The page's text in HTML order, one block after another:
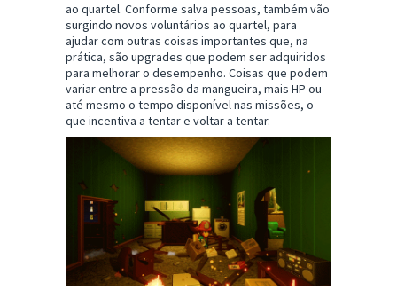
ao quartel. Conforme salva pessoas, também vão
surgindo novos voluntários ao quartel, para
ajudar com outras coisas importantes que, na
prática, são upgrades que podem ser adquiridos
para melhorar o desempenho. Coisas que podem
variar entre a pressão da mangueira, mais HP ou
até mesmo o tempo disponível nas missões, o
que incentiva a tentar e voltar a tentar.